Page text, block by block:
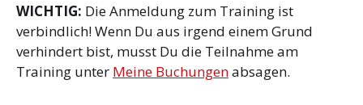
WICHTIG: Die Anmeldung zum Training ist
verbindlich! Wenn Du aus irgend einem Grund
verhindert bist, musst Du die Teilnahme am
Training unter Meine Buchungenabsagen.